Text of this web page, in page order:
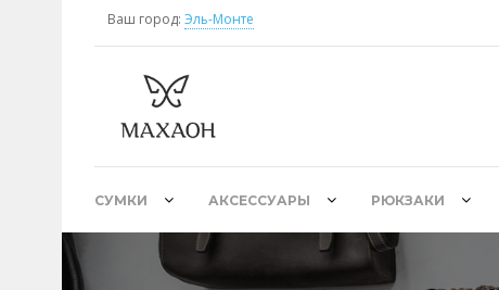
Ваш город: Эль-Монте
СУМКИ АКСЕССУАРЫ РЮКЗАКИ